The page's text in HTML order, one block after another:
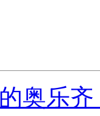
奥乐